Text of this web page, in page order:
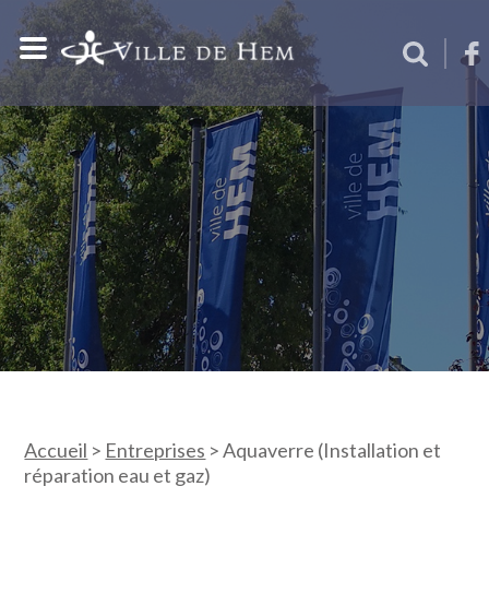
Accueil > Entreprises >Aquaverre (Installation et
réparation eau et gaz)